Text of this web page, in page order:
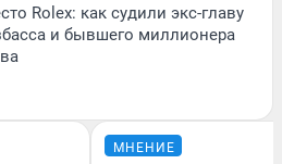
Rolex: как судили экс-главу
и бывшего миллионера
МНЕНИЕ